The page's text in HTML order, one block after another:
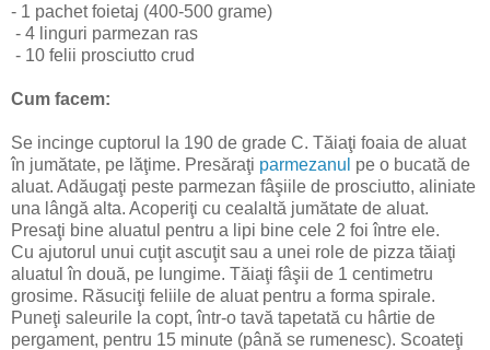
- 1 pachet foietaj (400-500 grame)
- 4 linguri parmezan ras
- 10 felii prosciutto crud
Cum facem:
Se incinge cuptorul la 190 de grade C. Tăiaţi foaia de aluat
în jumătate, pe lăţime. Presăraţi parmezanul pe o bucată de
aluat. Adăugaţi peste parmezan fâşiile de prosciutto, aliniate
una lângă alta. Acoperiţi cu cealaltă jumătate de aluat.
Presaţi bine aluatul pentru a lipi bine cele 2 foi între ele.
Cu ajutorul unui cuţit ascuţit sau a unei role de pizza tăiaţi
aluatul în două, pe lungime. Tăiaţi fâşii de 1 centimetru
grosime. Răsuciţi feliile de aluat pentru a forma spirale.
Puneţi saleurile la copt, într-o tavă tapetată cu hârtie de
pergament, pentru 15 minute (până se rumenesc). Scoateţi